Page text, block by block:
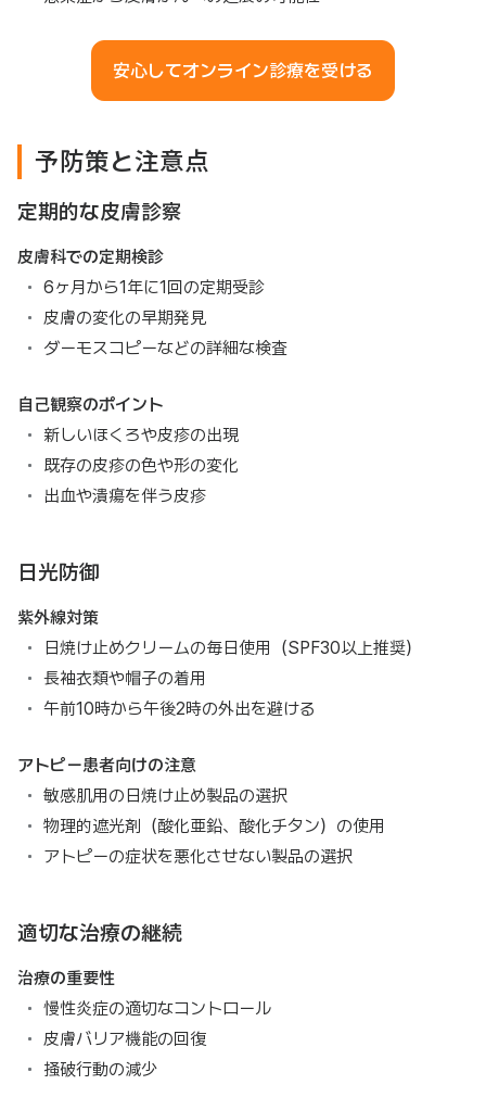
安心してオンライン診療を受ける
予防策と注意点
定期的な皮膚診察
皮膚科での定期検診
6ヶ月から1年に1回の定期受診
皮膚の変化の早期発見
ダーモスコピーなどの詳細な検査
自己観察のポイント
新しいほくろや皮疹の出現
既存の皮疹の色や形の変化
出血や潰瘍を伴う皮疹
日光防御
紫外線対策
日焼け止めクリームの毎日使用（SPF30以上推奨）
長袖衣類や帽子の着用
午前10時から午後2時の外出を避ける
アトピー患者向けの注意
敏感肌用の日焼け止め製品の選択
物理的遮光剤（酸化亜鉛、酸化チタン）の使用
アトピーの症状を悪化させない製品の選択
適切な治療の継続
治療の重要性
慢性炎症の適切なコントロール
皮膚バリア機能の回復
掻破行動の減少